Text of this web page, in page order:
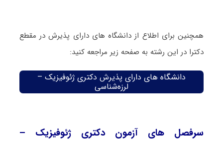
همچنین برای اطلاع از دانشگاه های دارای پذیرش در مقطع
دکترا در این رشته به صفحه زیر مراجعه کنید:
دانشگاه های دارای پذیرش دکتری ژئوفیزیک –
لرزه‌شناسی
سرفصل های آزمون دکتری ژئوفیزیک –